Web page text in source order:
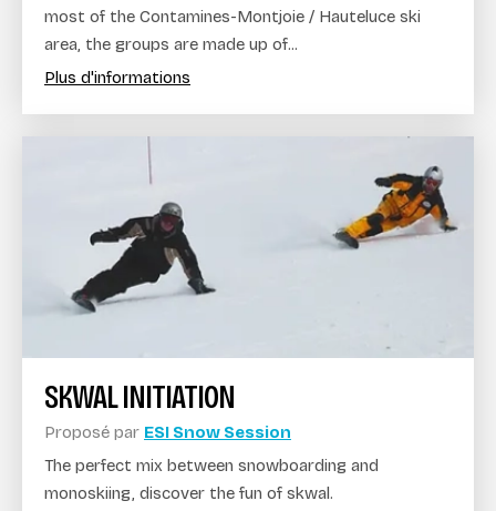
most of the Contamines-Montjoie / Hauteluce ski
area, the groups are made up of...
Plus d'informations
SKWAL INITIATION
Proposé par ESI Snow Session
The perfect mix between snowboarding and
monoskiing, discover the fun of skwal.